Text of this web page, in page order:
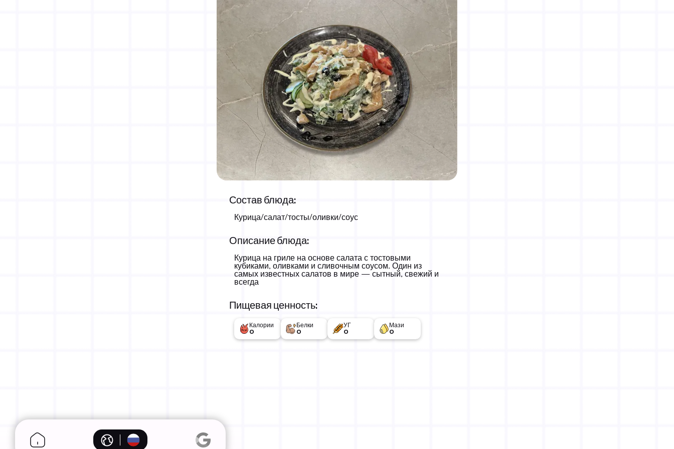
Салат Цезарь
Состав блюда:
Курица/салат/тосты/оливки/соус
Описание блюда:
Курица на гриле на основе салата с тостовыми
кубиками, оливками и сливочным соусом. Один из
самых известных салатов в мире — сытный, свежий и
всегда
Пищевая ценность:
Калории
0
Белки
0
УГ
0
Мази
0